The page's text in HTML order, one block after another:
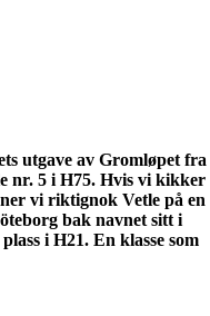
utgave av Gromløpet fra
nr. 5 i H75. Hvis vi kikker
vi riktignok Vetle på en
bak navnet sitt i
i H21. En klasse som